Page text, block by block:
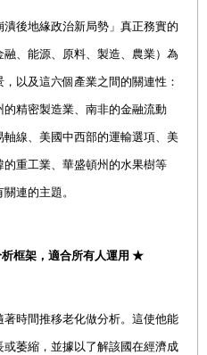
後地緣政治新局勢」真正務實的
、能源、原料、製造、農業）為
以及這六個產業之間的關連性：
精密製造業、南非的金融流動
線、美國中西部的運輸選項、美
重工業、華盛頓州的水果樹等
連的主題。
框架，適合所有人運用 ★
著時間推移老化做分析。這使他能
萎縮，並據以了解該國在經濟成